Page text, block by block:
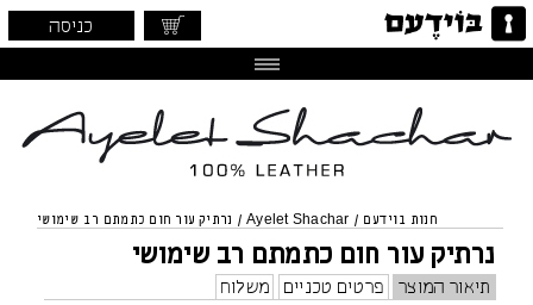
כניסה
חנות בוידעם /
Ayelet Shachar
/ נרתיק עור חום כתמתם רב שימושי
נרתיק עור חום כתמתם רב שימושי
תיאור המוצר פרטים טכניים
משלוח